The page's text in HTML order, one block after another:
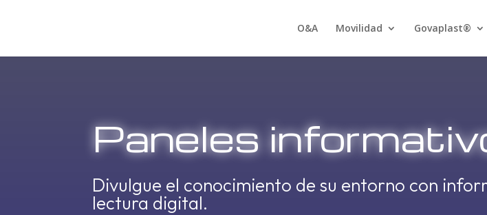
O&A Movilidad Govaplast®
Paneles
Divulgue el conocimiento de su entorno con
lectura digital.